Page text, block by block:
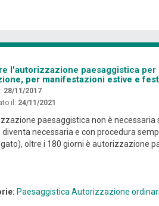
l'autorizzazione paesaggistica
per manifestazioni estive e
28/11/2017
il: 24/11/2021
paesaggistica non è
necessaria e con procedura
oltre i 180 giorni è autorizzazione
Paesaggistica Autorizzazione